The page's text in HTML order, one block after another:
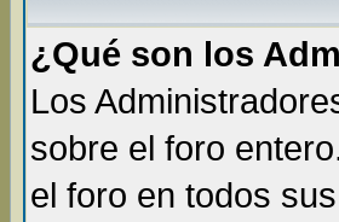
¿Qué son los
Los
sobre el foro
el foro en todos